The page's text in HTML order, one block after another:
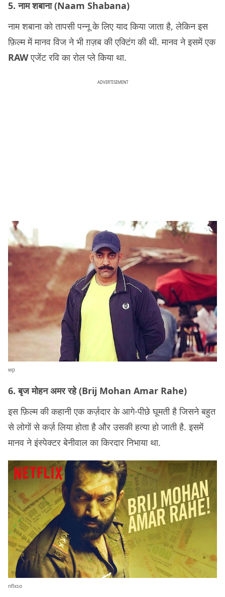
5. नाम शबाना (Naam Shabana)
नाम शबाना को तापसी पन्नू के लिए याद किया जाता है, लेकिन इस
फ़िल्म में मानव विज ने भी ग़ज़ब की एक्टिंग की थी. मानव ने इसमें एक
RAWएजेंट रवि का रोल प्ले किया था.
ADVERTISEMENT
wp
6. बृज मोहन अमर रहे (Brij Mohan Amar Rahe)
इस फ़िल्म की कहानी एक कर्ज़दार के आगे-पीछे घूमती है जिसने बहुत
से लोगों से कर्ज़ लिया होता है और उसकी हत्या हो जाती है. इसमें
मानव ने इंस्पेक्टर बेनीवाल का किरदार निभाया था.
nflxso